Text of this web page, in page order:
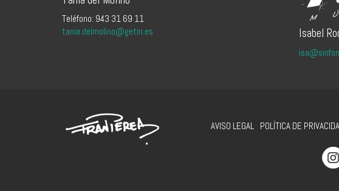
Teléfono: 943 31 69 11
tania.delmolino@getin.es
Isabel
AVISO LEGAL POLÍTICA DE